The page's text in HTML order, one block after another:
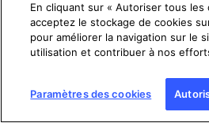
maladies
En cliquant sur « Autoriser tous les
acceptez le stockage de cookies
pour améliorer la navigation sur le
utilisation et contribuer à nos
Paramètres des cookies